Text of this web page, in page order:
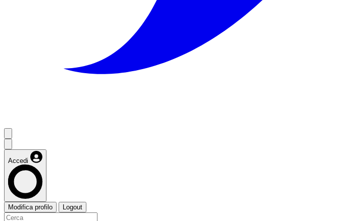
Accedi
Modifica profilo Logout